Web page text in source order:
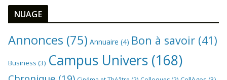
NUAGE
Annonces (75) Annuaire (4) Bon à savoir (41)
Business (3) Campus Univers (168)